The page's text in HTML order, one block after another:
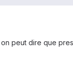
peut dire que